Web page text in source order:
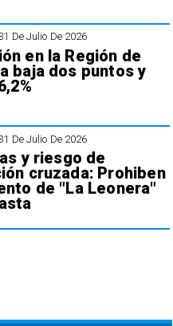
De Julio De 2026
en la Región de
baja dos puntos y
De Julio De 2026
y riesgo de
cruzada: Prohiben
de "La Leonera"